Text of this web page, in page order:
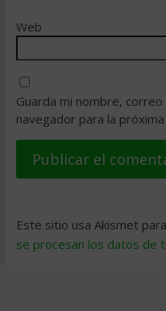
Web
Guarda mi nombre,
navegador para la
Este sitio usa Akismet
se procesan los datos de